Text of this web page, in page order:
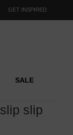
GET INSPIRED
SALE
slip